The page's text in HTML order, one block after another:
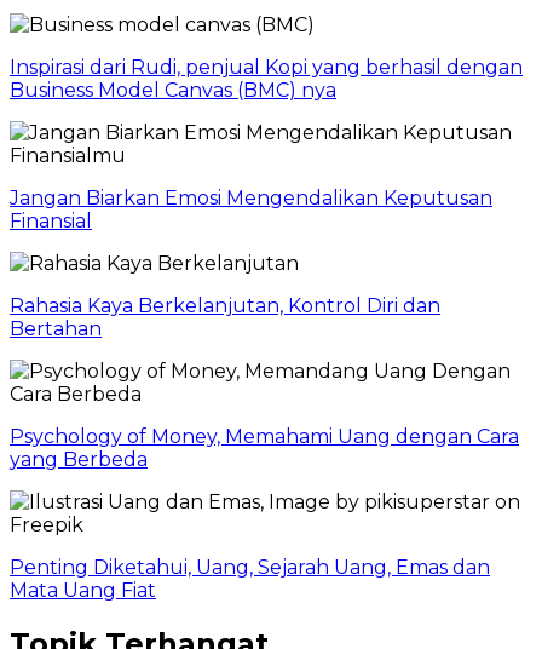
Inspirasi dari Rudi, penjual Kopi yang berhasil dengan
Business Model Canvas (BMC) nya
Jangan Biarkan Emosi Mengendalikan Keputusan
Finansial
Rahasia Kaya Berkelanjutan, Kontrol Diri dan
Bertahan
Psychology of Money, Memahami Uang dengan Cara
yang Berbeda
Penting Diketahui, Uang, Sejarah Uang, Emas dan
Mata Uang Fiat